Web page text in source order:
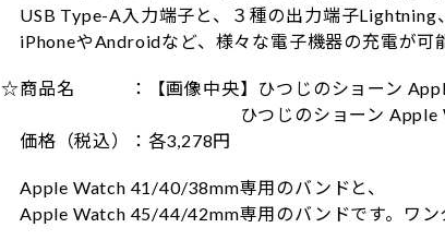
USB Type-A入力端子と、３種の出力端子Lightning
iPhoneやAndroidなど、様々な電子機器の充電が可
☆商品名 ：【画像中央】ひつじのショーン
ひつじのショーン Apple Watch
価格（税込）：各3,278円
Apple Watch 41/40/38mm専用のバンドと、
Apple Watch 45/44/42mm専用のバンドです。ワン